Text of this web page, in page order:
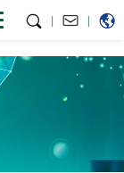
|
|